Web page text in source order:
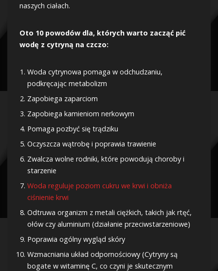
naszych ciałach.
Oto 10 powodów dla, których warto zacząć pić
wodę z cytryną na czczo:
Woda cytrynowa pomaga w odchudzaniu,
podkręcając metabolizm
Zapobiega zaparciom
Zapobiega kamieniom nerkowym
Pomaga pozbyć się trądziku
Oczyszcza wątrobę i poprawia trawienie
Zwalcza wolne rodniki, które powodują choroby i
starzenie
Woda reguluje poziom cukru we krwi i obniża
ciśnienie krwi
Odtruwa organizm z metali ciężkich, takich jak rtęć,
ołów czy aluminium (działanie przeciwstarzeniowe)
Poprawia ogólny wygląd skóry
Wzmacniania układ odpornościowy (Cytryny są
bogate w witaminę C, co czyni je skutecznym